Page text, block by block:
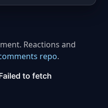
Reactions and
repo.